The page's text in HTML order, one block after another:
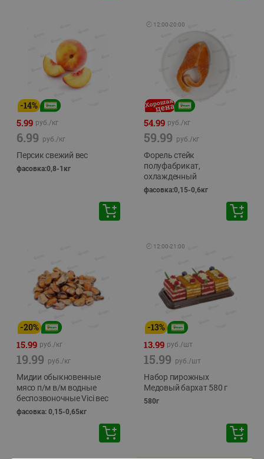
-14%
5.99 руб./кг
6.99 руб./кг
Персик свежий вес
фасовка:0,8-1кг
🕘 12:00-20:00
54.99 руб./кг
59.99 руб./кг
Форель стейк
полуфабрикат,
охлажденный
фасовка:0,15-0,6кг
-20%
15.99 руб./кг
19.99 руб./кг
Мидии обыкновенные
мясо п/м в/м водные
беспозвоночные Vici вес
фасовка: 0,15-0,65кг
🕘 12:00-21:00
-13%
13.99 руб./шт
15.99 руб./шт
Набор пирожных
Медовый бархат 580 г
580г